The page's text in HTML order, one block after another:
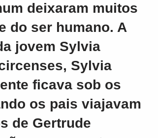
deixaram muitos
do ser humano. A
jovem Sylvia
Sylvia
ficava sob os
os pais viajavam
de Gertrude